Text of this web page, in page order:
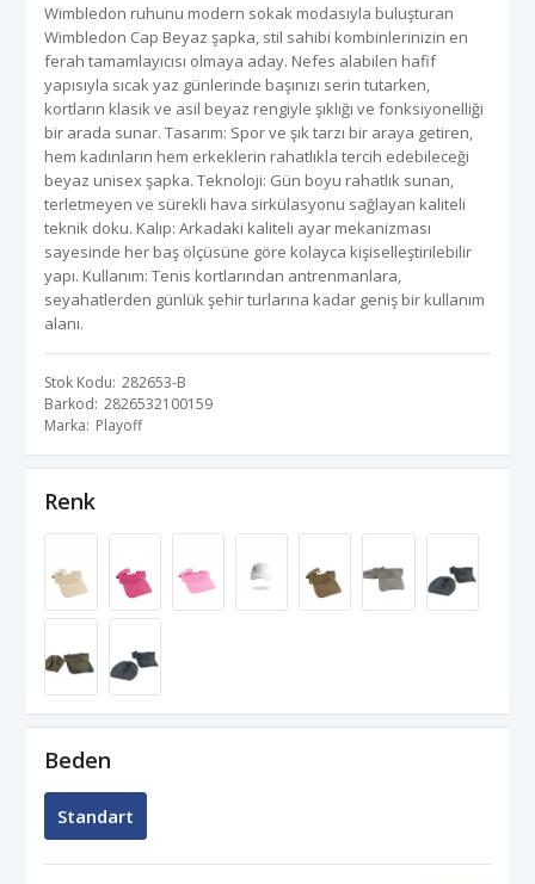
Wimbledon ruhunu modern sokak modasıyla buluşturan
Wimbledon Cap Beyaz şapka, stil sahibi kombinlerinizin en
ferah tamamlayıcısı olmaya aday. Nefes alabilen hafif
yapısıyla sıcak yaz günlerinde başınızı serin tutarken,
kortların klasik ve asil beyaz rengiyle şıklığı ve fonksiyonelliği
bir arada sunar. Tasarım: Spor ve şık tarzı bir araya getiren,
hem kadınların hem erkeklerin rahatlıkla tercih edebileceği
beyaz unisex şapka. Teknoloji: Gün boyu rahatlık sunan,
terletmeyen ve sürekli hava sirkülasyonu sağlayan kaliteli
teknik doku. Kalıp: Arkadaki kaliteli ayar mekanizması
sayesinde her baş ölçüsüne göre kolayca kişiselleştirilebilir
yapı. Kullanım: Tenis kortlarından antrenmanlara,
seyahatlerden günlük şehir turlarına kadar geniş bir kullanım
alanı.
Stok Kodu 282653-B
Barkod 2826532100159
Marka Playoff
Renk
Beden
Standart